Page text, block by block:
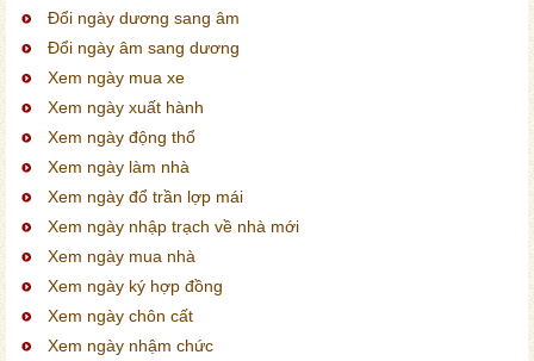
Đổi ngày dương sang âm
Đổi ngày âm sang dương
Xem ngày mua xe
Xem ngày xuất hành
Xem ngày động thổ
Xem ngày làm nhà
Xem ngày đổ trần lợp mái
Xem ngày nhập trạch về nhà mới
Xem ngày mua nhà
Xem ngày ký hợp đồng
Xem ngày chôn cất
Xem ngày nhậm chức